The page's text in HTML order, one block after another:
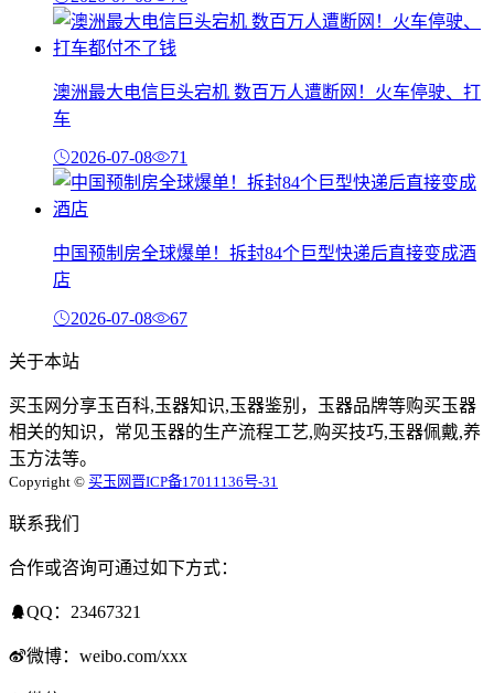
澳洲最大电信巨头宕机 数百万人遭断网！火车停驶、打
车
2026-07-08 71
中国预制房全球爆单！拆封84个巨型快递后直接变成酒
店
2026-07-08 67
关于本站
买玉网分享玉百科,玉器知识,玉器鉴别，玉器品牌等购买玉器
相关的知识，常见玉器的生产流程工艺,购买技巧,玉器佩戴,养
玉方法等。
Copyright © 买玉网晋ICP备17011136号-31
联系我们
合作或咨询可通过如下方式：
QQ：23467321
微博：weibo.com/xxx